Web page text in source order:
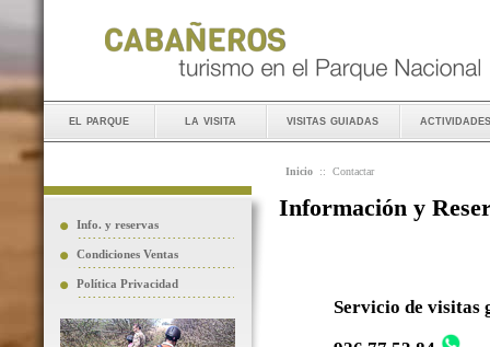
el parque la visita visitas guiadas actividades
Info. y reservas
Condiciones Ventas
Política Privacidad
Inicio :: Contactar
Información y
Servicio de visitas